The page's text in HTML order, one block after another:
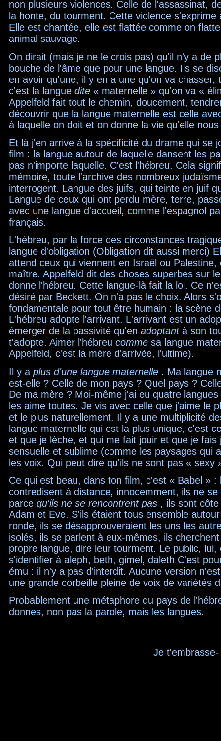
non plusieurs violences. Celle de l'assassinat,
la honte, du tourment. Cette violence
Elle est chantée, elle est flattée comme on
animal sauvage.
On dirait (mais je ne le crois pas) qu'il n'y a de
bouche de l'âme que pour une langue. Ils se
en avoir qu'une, il y en a une qu'on va chasser,
c'est la langue dite « maternelle » qu'on va «
Appelfeld fait tout le chemin, doucement,
découvrir que la langue maternelle est celle
à laquelle on doit et on donne la vie qu'elle
Et là j'en arrive à la spécificité du drame qui se
film : la langue autour de laquelle dansent les
pas n'importe laquelle. C'est l'hébreu. Cela
mémoire, toute l'archive des nombreux
interrogent. Langue des juifs, qui teinte en juif
Langue de ceux qui ont perdu mère, terre,
avec une langue d'accueil, comme l'espagnol
français.
L'hébreu, par la force des circonstances
langue d'obligation (Obligation dit aussi merci)
attend ceux qui viennent en Israël ou Palestine,
maître. Appelfeld dit des choses superbes sur
donne l'hébreu. Cette langue-là fait la loi. Ce
désiré par Beckett. On n'a pas le choix. Alors
fondamentale pour tout être humain : la scène
L'hébreu adopte l'arrivant. L'arrivant est un
émerger de la passivité qu'en adoptant à son
t'adopte. Aimer l'hébreu comme sa langue
Appelfeld, c'est la mère d'arrivée, l'ultime).
Il y a plus d'une langue maternelle . Ma langue
est-elle ? Celle de mon pays ? Quel pays ?
De ma mère ? Moi-même j'ai eu quatre
les aime toutes. Je vis avec celle que j'aime le
et le plus naturellement. Il y a une multiplicité
langue maternelle qui est la plus unique, c'est
et que je lèche, et qui me fait jouir et que je fais
sensuelle et sublime (comme les paysages qui
les voix. Qui peut dire qu'ils ne sont pas « sexy
Ce qui est beau, dans ton film, c'est « Babel » :
contredisent à distance, innocemment, ils ne se
parce qu'ils ne se rencontrent pas , ils sont
Adam et Eve. S'ils étaient tous ensemble
ronde, ils se désapprouveraient les uns les
isolés, ils se parlent à eux-mêmes, ils
propre langue, dire leur tourment. Le public, lui,
s'identifier à aleph, beth, gimel, daleth C'est
ému : il n'y a pas d'interdit. Aucune version
une grande corbeille pleine de voix de variétés
Probablement une métaphore du pays de
donnes, non pas la parole, mais les langues.
Je t'embrasse-